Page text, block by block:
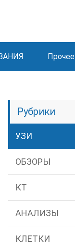
Прочее
Рубрики
УЗИ
ОБЗОРЫ
КТ
АНАЛИЗЫ
КЛЕТКИ